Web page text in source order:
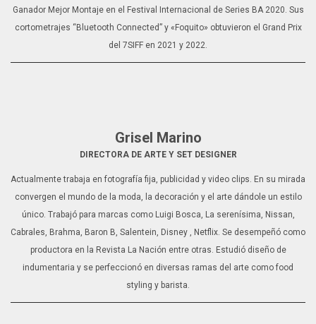
Ganador Mejor Montaje en el Festival Internacional de Series BA 2020. Sus
cortometrajes “Bluetooth Connected” y «Foquito» obtuvieron el Grand Prix
del 7SIFF en 2021 y 2022.
Grisel Marino
DIRECTORA DE ARTE Y SET DESIGNER
Actualmente trabaja en fotografía fija, publicidad y video clips. En su mirada
convergen el mundo de la moda, la decoración y el arte dándole un estilo
único. Trabajó para marcas como Luigi Bosca, La serenísima, Nissan,
Cabrales, Brahma, Baron B, Salentein, Disney , Netflix. Se desempeñó como
productora en la Revista La Nación entre otras. Estudió diseño de
indumentaria y se perfeccionó en diversas ramas del arte como food
styling y barista.